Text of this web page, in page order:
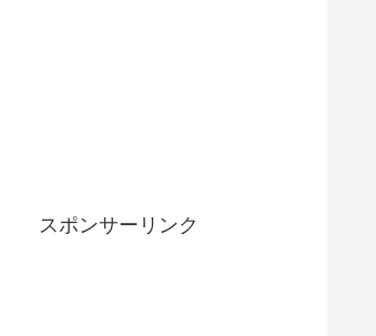
スポンサーリンク